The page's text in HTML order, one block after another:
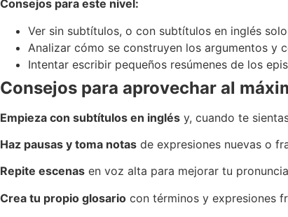
Consejos para este nivel:
Ver sin subtítulos, o con subtítulos en inglés
Analizar cómo se construyen los argumentos y
Intentar escribir pequeños resúmenes de los
Consejos para aprovechar al
Empieza con subtítulos en inglés y, cuando te
Haz pausas y toma notas de expresiones nuevas o
Repite escenas en voz alta para mejorar tu
Crea tu propio glosario con términos y expresiones